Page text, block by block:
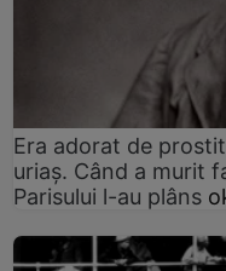
Era adorat de
uriaș. Când a murit
Parisului l-au plâns